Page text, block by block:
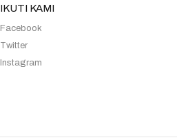
IKUTI KAMI
Facebook
Twitter
Instagram